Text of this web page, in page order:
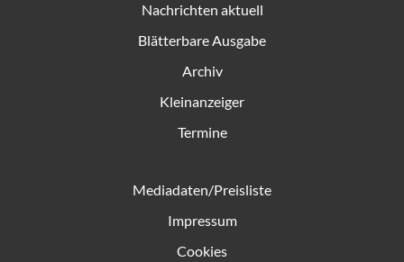
Nachrichten aktuell
Blätterbare Ausgabe
Archiv
Kleinanzeiger
Termine
Mediadaten/Preisliste
Impressum
Cookies